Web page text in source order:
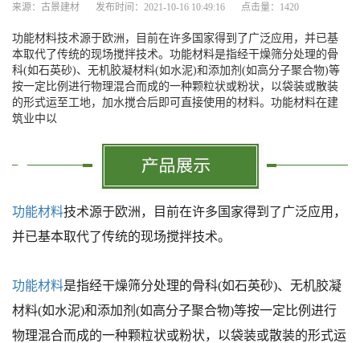
来源：古景建材 发布时间：2021-10-16 10:49:16 点击量：1420
功能材料技术源于欧洲，目前在许多国家得到了广泛应用，并已基
本取代了传统的现场搅拌技术。功能材料是指经干燥筛分处理的骨
科(如石英砂)、无机胶凝材料(如水泥)和添加剂(如高分子聚合物)等
按一定比例进行物理混合而成的一种颗粒状或粉状，以袋装或散装
的形式运至工地，加水搅合后即可直接使用的材料。功能材料在建
筑业中以
功能材料技术源于欧洲，目前在许多国家得到了广泛应用，
并已基本取代了传统的现场搅拌技术。
功能材料是指经干燥筛分处理的骨科(如石英砂)、无机胶凝
材料(如水泥)和添加剂(如高分子聚合物)等按一定比例进行
物理混合而成的一种颗粒状或粉状，以袋装或散装的形式运